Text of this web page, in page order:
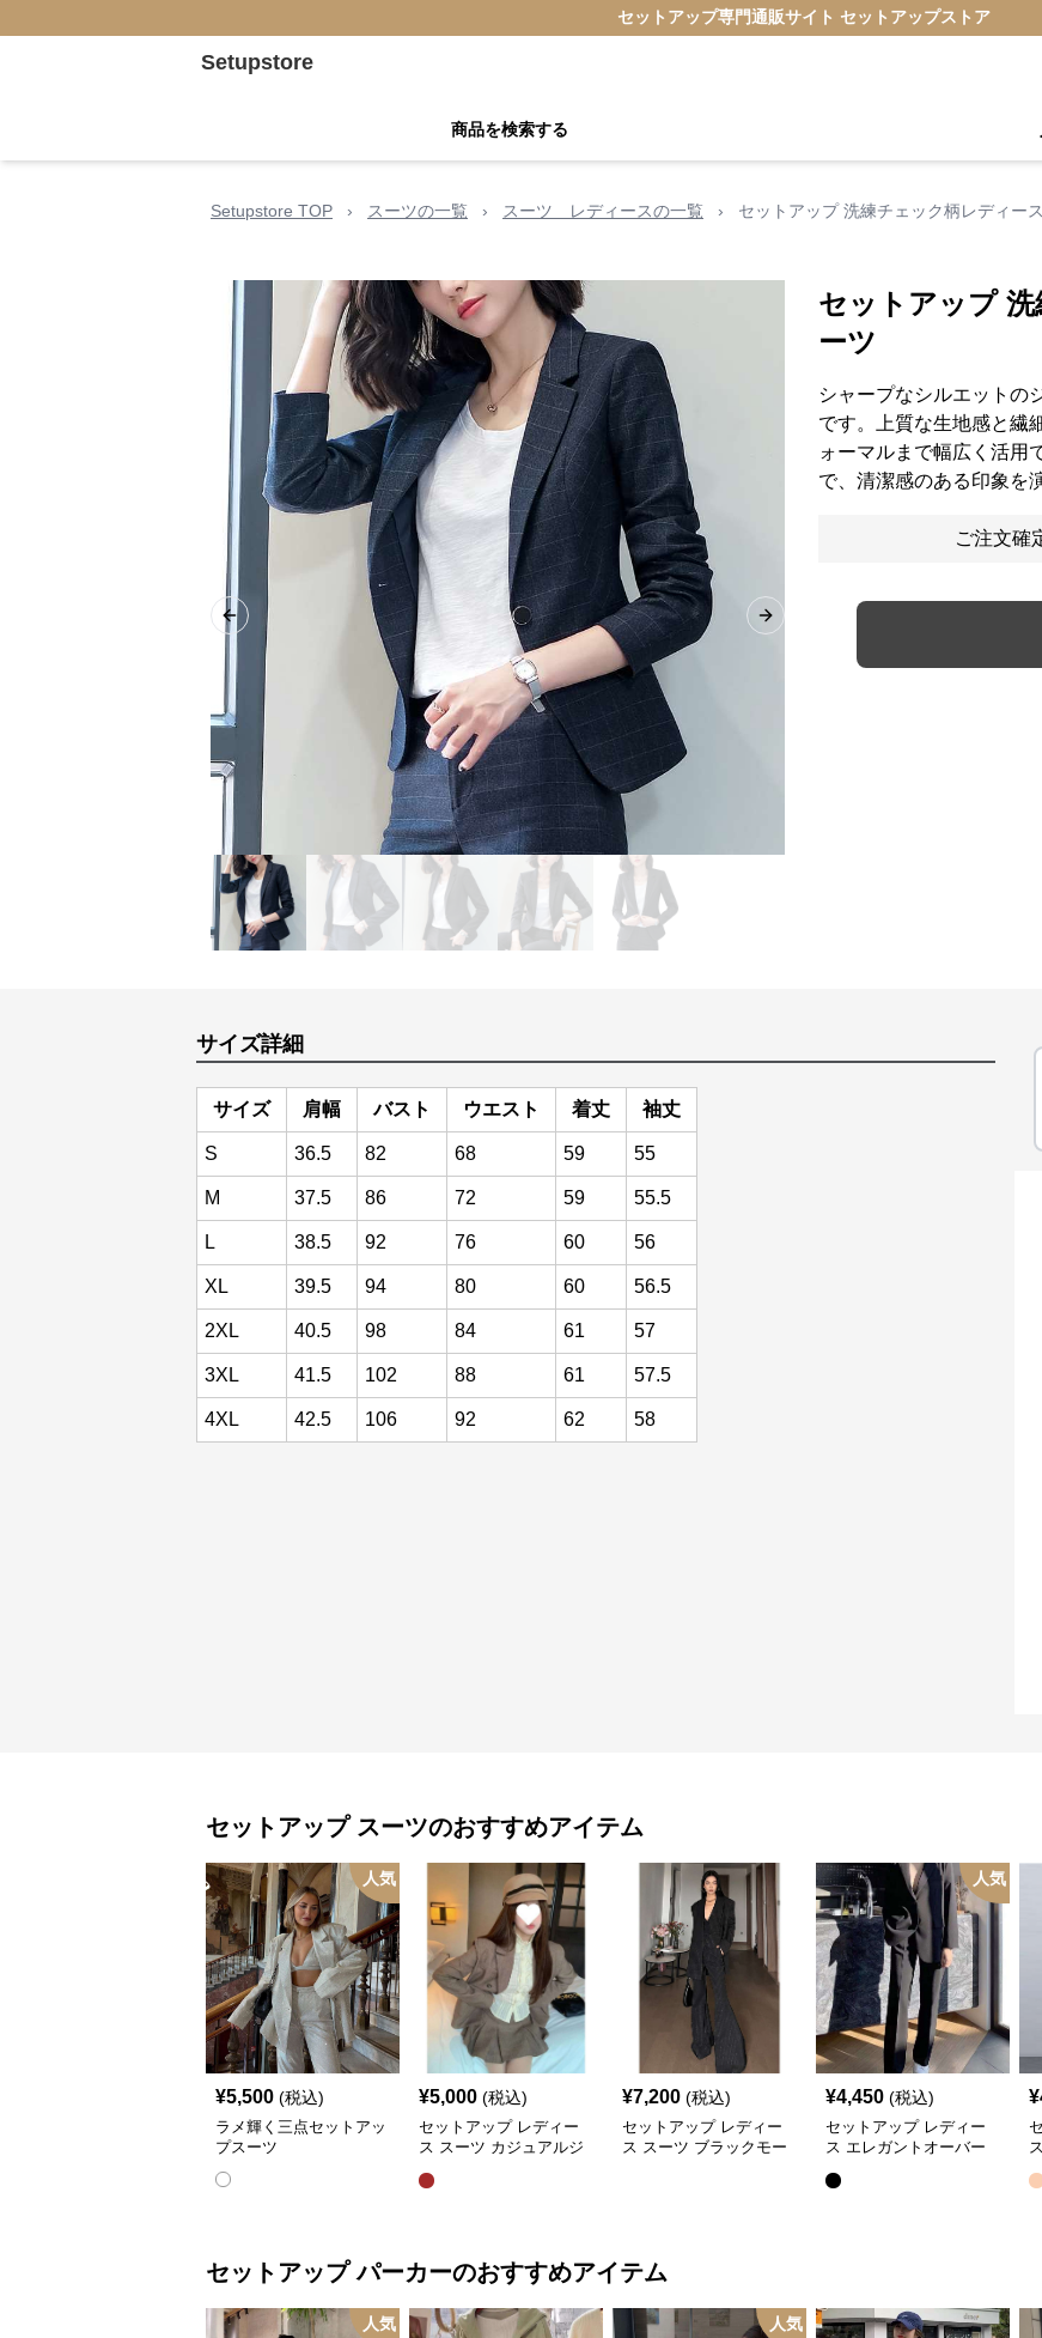
セットアップ専門通販サイト セットアップストア
Setupstore
商品を検索する
Setupstore TOP › スーツの一覧 › スーツ レディースの一覧 › セットアップ 洗練チェック柄レディー
Previous slide Next slide
セットアップ
ーツ
シャープなシルエットの
です。上質な生地感と繊
ォーマルまで幅広く活用
で、清潔感のある印象を
ご注文確
サイズ詳細
サイズ 肩幅 バスト ウエスト 着丈 袖丈
S 36.5 82 68 59 55
M 37.5 86 72 59 55.5
L 38.5 92 76 60 56
XL 39.5 94 80 60 56.5
2XL 40.5 98 84 61 57
3XL 41.5 102 88 61 57.5
4XL 42.5 106 92 62 58
セットアップ スーツのおすすめアイテム
人気
¥5,500 (税込)
ラメ輝く三点セットアッ
プスーツ
¥5,000 (税込)
セットアップ レディー
ス スーツ カジュアルジ
ツショートスカート
¥7,200 (税込)
セットアップ レディー
ス スーツ ブラックモー
人気
¥4,450 (税込)
セットアップ レディー
ス エレガントオーバー
¥
セットアップ パーカーのおすすめアイテム
人気 人気